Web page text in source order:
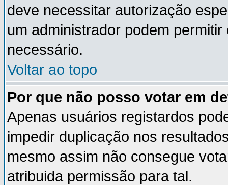
deve necessitar autorização
um administrador podem
necessário.
Voltar ao topo
Por que não posso votar em
Apenas usuários registardos
impedir duplicação nos
mesmo assim não consegue
atribuida permissão para tal.